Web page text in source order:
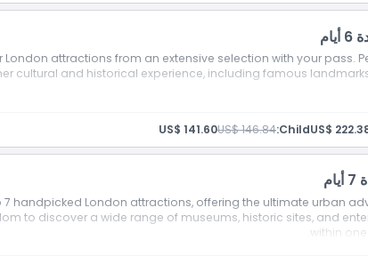
London attractions from an extensive selection with your pass.
cultural and historical experience, including famous
US$
Child:
US$ 146.84
US$ 141.60
7 handpicked London attractions, offering the ultimate urban
to discover a wide range of museums, historic sites, and
within